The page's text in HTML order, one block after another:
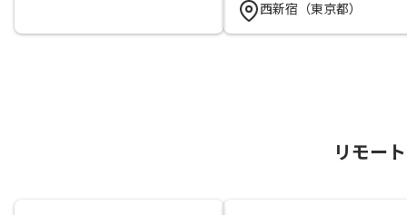
西新宿（東京都）
リモー